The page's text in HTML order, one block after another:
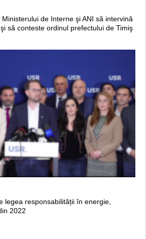
de Interne şi ANI să intervină
să conteste ordinul prefectului de Timiş
legea responsabilității în energie,
2022